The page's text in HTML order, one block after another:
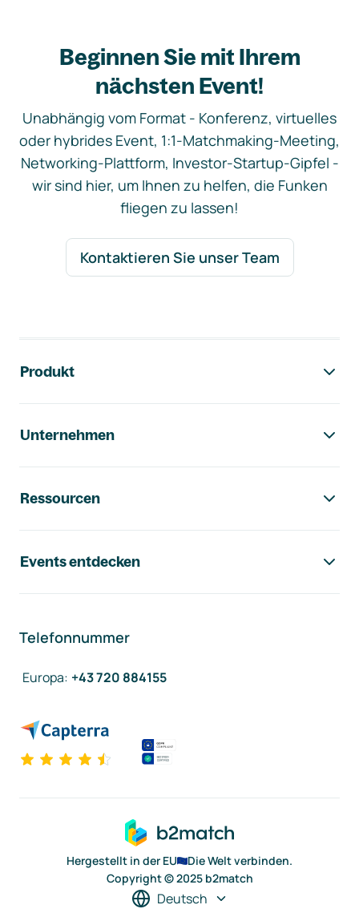
Beginnen Sie mit Ihrem
nächsten Event!
Unabhängig vom Format - Konferenz, virtuelles
oder hybrides Event, 1:1-Matchmaking-Meeting,
Networking-Plattform, Investor-Startup-Gipfel -
wir sind hier, um Ihnen zu helfen, die Funken
fliegen zu lassen!
Kontaktieren Sie unser Team
Produkt
Unternehmen
Ressourcen
Events entdecken
Telefonnummer
Europa: +43 720 884155
Hergestellt in der EU
Die Welt verbinden.
Copyright © 2025 b2match
Deutsch